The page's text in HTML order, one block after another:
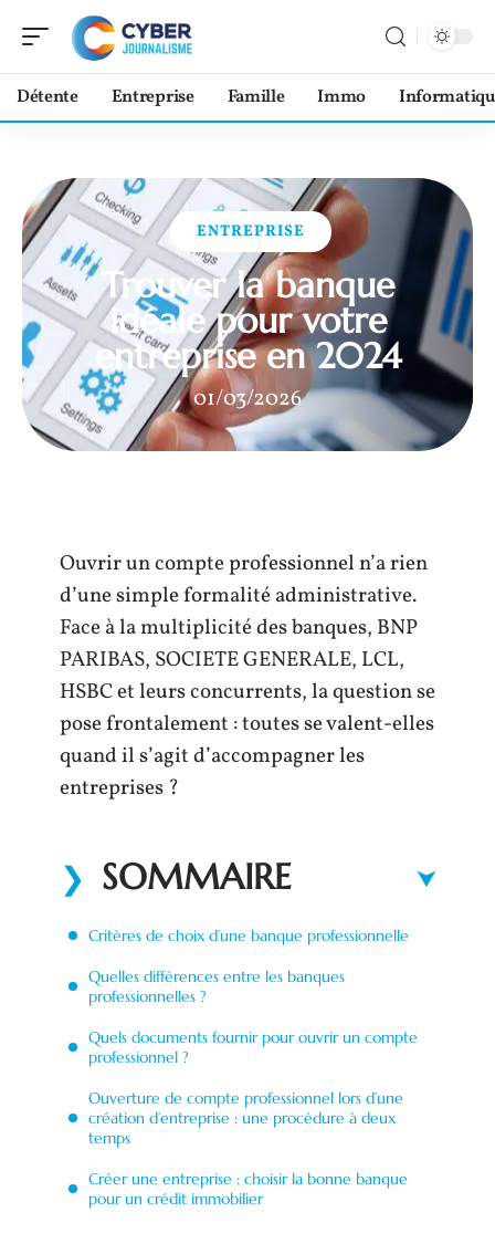
Détente Entreprise Famille Immo
ENTREPRISE
Trouver la banque
idéale pour votre
entreprise en 2024
01/03/2026
Ouvrir un compte professionnel n’a rien
d’une simple formalité administrative.
Face à la multiplicité des banques, BNP
PARIBAS, SOCIETE GENERALE, LCL,
HSBC et leurs concurrents, la question se
pose frontalement : toutes se valent-elles
quand il s’agit d’accompagner les
entreprises ?
SOMMAIRE
Critères de choix d’une banque professionnelle
Quelles différences entre les banques
professionnelles ?
Quels documents fournir pour ouvrir un compte
professionnel ?
Ouverture de compte professionnel lors d’une
création d’entreprise : une procédure à deux
temps
Créer une entreprise : choisir la bonne banque
pour un crédit immobilier